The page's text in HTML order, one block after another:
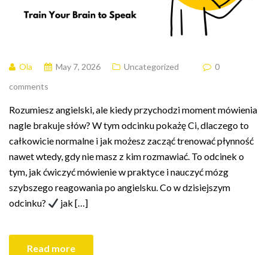
Ola May 7, 2026 Uncategorized
0
comments
Rozumiesz angielski, ale kiedy przychodzi moment mówienia
nagle brakuje słów? W tym odcinku pokażę Ci, dlaczego to
całkowicie normalne i jak możesz zacząć trenować płynność
nawet wtedy, gdy nie masz z kim rozmawiać. To odcinek o
tym, jak ćwiczyć mówienie w praktyce i nauczyć mózg
szybszego reagowania po angielsku. Co w dzisiejszym
odcinku?
jak […]
Read more